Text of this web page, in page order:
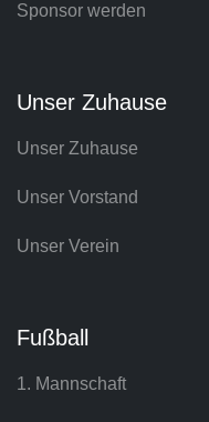
Sponsor werden
Unser Zuhause
Unser Zuhause
Unser Vorstand
Unser Verein
Fußball
1. Mannschaft